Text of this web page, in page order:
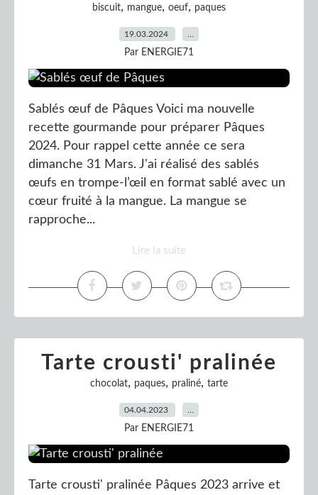
biscuit, mangue, oeuf, paques
19.03.2024
Par ENERGIE71
Sablés œuf de Pâques Voici ma nouvelle
recette gourmande pour préparer Pâques
2024. Pour rappel cette année ce sera
dimanche 31 Mars. J'ai réalisé des sablés
œufs en trompe-l’œil en format sablé avec un
cœur fruité à la mangue. La mangue se
rapproche...
Lire la suite
Tarte crousti' pralinée
chocolat, paques, praliné, tarte
04.04.2023
Par ENERGIE71
Tarte crousti' pralinée Pâques 2023 arrive et